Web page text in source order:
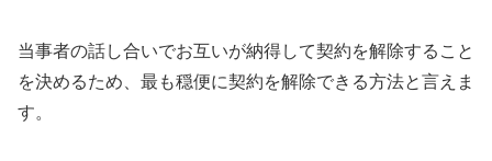
当事者の話し合いでお互いが納得して契約を解除すること
を決めるため、最も穏便に契約を解除できる方法と言えま
す。